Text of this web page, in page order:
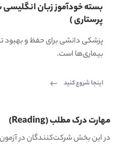
بسته خودآموز زبان
پرستاری )
پزشکی دانشی برای حفظ و بهبود
بیماری‌ها است.
اینجا شروع کنید
مهارت درک مطلب (Reading)
در این بخش شرکت‌کنندگان در